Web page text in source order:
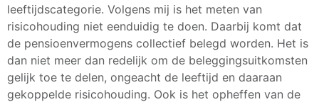
leeftijdscategorie. Volgens mij is het meten van
risicohouding niet eenduidig te doen. Daarbij komt dat
de pensioenvermogens collectief belegd worden. Het is
dan niet meer dan redelijk om de beleggingsuitkomsten
gelijk toe te delen, ongeacht de leeftijd en daaraan
gekoppelde risicohouding. Ook is het opheffen van de